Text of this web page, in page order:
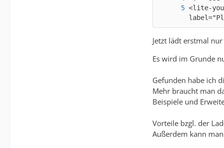
<lite-
Jetzt lädt erstmal
Es wird im Grunde
Gefunden habe ich
Mehr braucht man
Beispiele und
Vorteile bzgl. der
Außerdem kann